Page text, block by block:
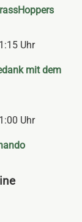
Uhr
mit dem
Uhr